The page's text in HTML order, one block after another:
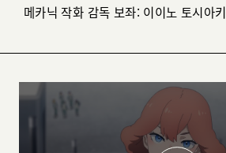
메카닉 작화 감독 보좌: 이이노 토시아키